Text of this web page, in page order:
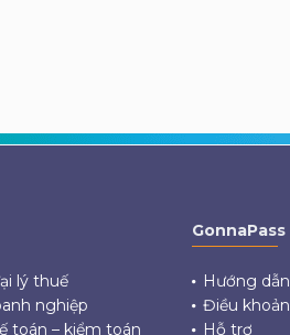
lý thuế
nghiệp
toán – kiểm toán
Hướng
Điều
Hỗ trợ